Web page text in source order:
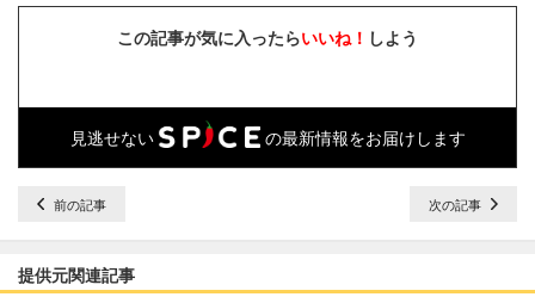
この記事が気に入ったらいいね！ しよう
見逃せない の最新情報をお届けします
前の記事 次の記事
提供元関連記事